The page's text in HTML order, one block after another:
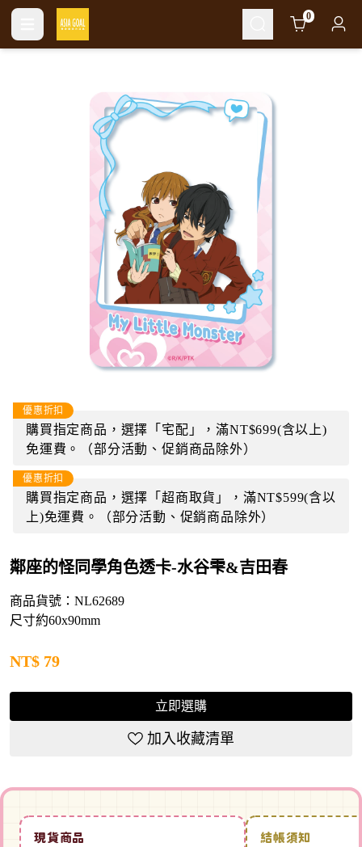
Cart 0
優惠折扣
購買指定商品，選擇「宅配」，滿NT$699(含以上)
免運費。（部分活動、促銷商品除外）
優惠折扣
購買指定商品，選擇「超商取貨」，滿NT$599(含以
上)免運費。（部分活動、促銷商品除外）
鄰座的怪同學角色透卡-水谷雫&吉田春
商品貨號：NL62689
尺寸約60x90mm
NT$ 79
立即選購
加入收藏清單
現貨商品 結帳須知